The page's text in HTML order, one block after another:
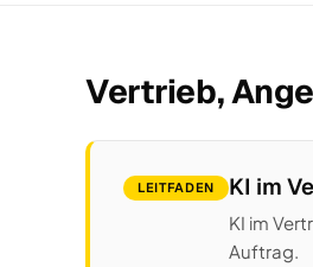
Vertrieb,
LEITFADEN KI im
KI im
Auftrag.